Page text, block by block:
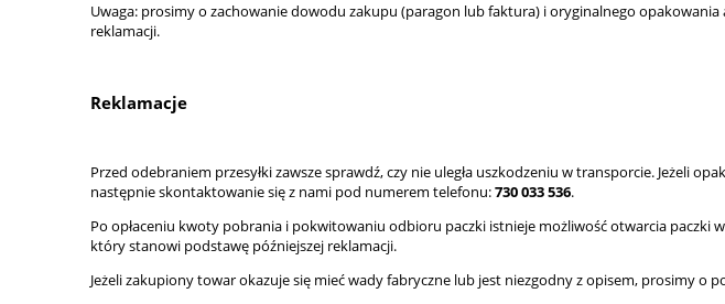
Uwaga: prosimy o zachowanie dowodu zakupu (paragon lub faktura) i oryginalnego
reklamacji.
Reklamacje
Przed odebraniem przesyłki zawsze sprawdź, czy nie uległa uszkodzeniu w transporcie. Jeżeli
następnie skontaktowanie się z nami pod numerem telefonu:730 033 536.
Po opłaceniu kwoty pobrania i pokwitowaniu odbioru paczki istnieje możliwość otwarcia
który stanowi podstawę późniejszej reklamacji.
Jeżeli zakupiony towar okazuje się mieć wady fabryczne lub jest niezgodny z opisem, prosimy o